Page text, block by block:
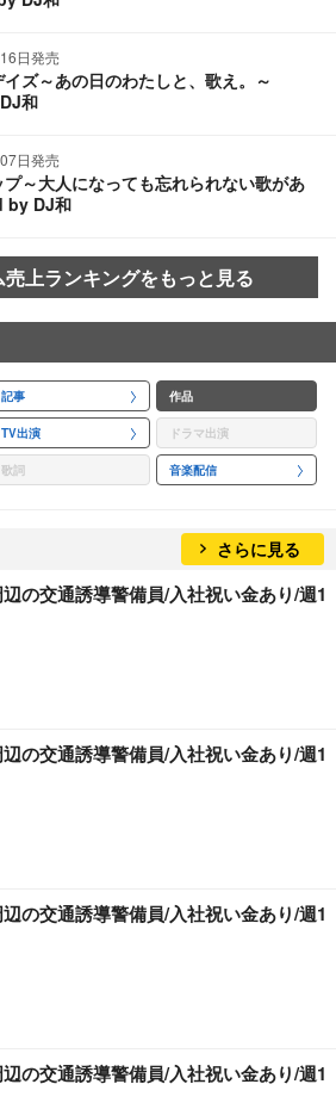
日発売
イズ～あの日のわたしと、歌え。～
和
日発売
プ～大人になっても忘れられない歌があ
by DJ和
上ランキングをもっと見る
記事 作品
TV出演 ドラマ出演
歌詞 音楽配信
さらに見る
の交通誘導警備員/入社祝い金あり/週1
の交通誘導警備員/入社祝い金あり/週1
の交通誘導警備員/入社祝い金あり/週1
の交通誘導警備員/入社祝い金あり/週1